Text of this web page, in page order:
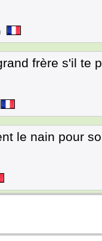
frère s'il te
le nain pour